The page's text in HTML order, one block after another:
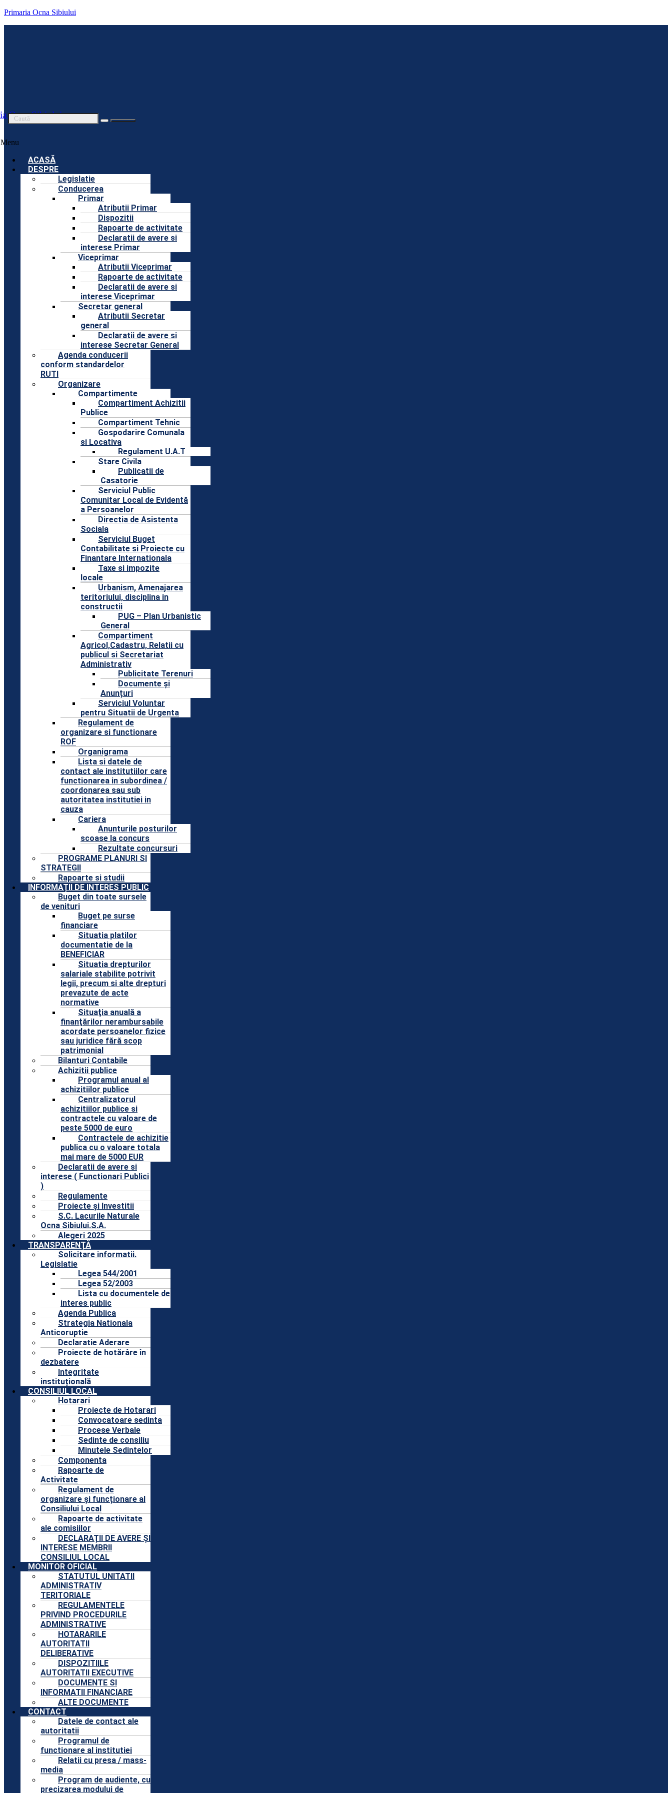
Primaria Ocna Sibiului
Ocna Sibiului
Menu
ACASĂ
DESPRE
Legislatie
Conducerea
Primar
Atributii Primar
Dispozitii
Rapoarte de activitate
Declaratii de avere si
interese Primar
Viceprimar
Atributii Viceprimar
Rapoarte de activitate
Declaratii de avere si
interese Viceprimar
Secretar general
Atributii Secretar
general
Declaratii de avere si
interese Secretar General
Agenda conducerii
conform standardelor
RUTI
Organizare
Compartimente
Compartiment Achizitii
Publice
Compartiment Tehnic
Gospodarire Comunala
si Locativa
Regulament U.A.T
Stare Civila
Publicatii de
Casatorie
Serviciul Public
Comunitar Local de Evidentă
a Persoanelor
Directia de Asistenta
Sociala
Serviciul Buget
Contabilitate si Proiecte cu
Finantare Internationala
Taxe si impozite
locale
Urbanism, Amenajarea
teritoriului, disciplina in
constructii
PUG – Plan Urbanistic
General
Compartiment
Agricol,Cadastru, Relatii cu
publicul si Secretariat
Administrativ
Publicitate Terenuri
Documente și
Anunțuri
Serviciul Voluntar
pentru Situatii de Urgenta
Regulament de
organizare si functionare
ROF
Organigrama
Lista si datele de
contact ale institutiilor care
functionarea in subordinea /
coordonarea sau sub
autoritatea institutiei in
cauza
Cariera
Anunturile posturilor
scoase la concurs
Rezultate concursuri
PROGRAME PLANURI SI
STRATEGII
Rapoarte si studii
INFORMAȚII DE INTERES PUBLIC
Buget din toate sursele
de venituri
Buget pe surse
financiare
Situatia platilor
documentatie de la
BENEFICIAR
Situatia drepturilor
salariale stabilite potrivit
legii, precum si alte drepturi
prevazute de acte
normative
Situaţia anuală a
finanţărilor nerambursabile
acordate persoanelor fizice
sau juridice fără scop
patrimonial
Bilanturi Contabile
Achizitii publice
Programul anual al
achizitiilor publice
Centralizatorul
achizitiilor publice si
contractele cu valoare de
peste 5000 de euro
Contractele de achizitie
publica cu o valoare totala
mai mare de 5000 EUR
Declaratii de avere si
interese ( Functionari Publici
)
Regulamente
Proiecte și Investitii
S.C. Lacurile Naturale
Ocna Sibiului.S.A.
Alegeri 2025
TRANSPARENȚĂ
Solicitare informatii.
Legislatie
Legea 544/2001
Legea 52/2003
Lista cu documentele de
interes public
Agenda Publica
Strategia Nationala
Anticoruptie
Declaratie Aderare
Proiecte de hotărâre în
dezbatere
Integritate
instituțională
CONSILIUL LOCAL
Hotarari
Proiecte de Hotarari
Convocatoare sedinta
Procese Verbale
Sedinte de consiliu
Minutele Sedintelor
Componenta
Rapoarte de
Activitate
Regulament de
organizare și funcționare al
Consiliului Local
Rapoarte de activitate
ale comisiilor
DECLARAȚII DE AVERE ȘI
INTERESE MEMBRII
CONSILIUL LOCAL
MONITOR OFICIAL
STATUTUL UNITATII
ADMINISTRATIV
TERITORIALE
REGULAMENTELE
PRIVIND PROCEDURILE
ADMINISTRATIVE
HOTARARILE
AUTORITATII
DELIBERATIVE
DISPOZITIILE
AUTORITATII EXECUTIVE
DOCUMENTE SI
INFORMATII FINANCIARE
ALTE DOCUMENTE
CONTACT
Datele de contact ale
autoritatii
Programul de
functionare al institutiei
Relatii cu presa / mass-
media
Program de audiente, cu
precizarea modului de